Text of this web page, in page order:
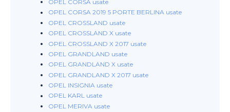
OPEL CORSA usate
OPEL CORSA 2019 5 PORTE BERLINA usate
OPEL CROSSLAND usate
OPEL CROSSLAND X usate
OPEL CROSSLAND X 2017 usate
OPEL GRANDLAND usate
OPEL GRANDLAND X usate
OPEL GRANDLAND X 2017 usate
OPEL INSIGNIA usate
OPEL KARL usate
OPEL MERIVA usate